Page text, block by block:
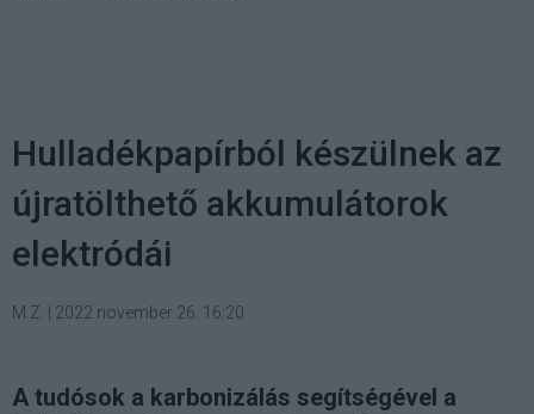
Hulladékpapírból készülnek az
újratölthető akkumulátorok
elektródái
M.Z. | 2022 november 26. 16:20
A tudósok a karbonizálás segítségével a